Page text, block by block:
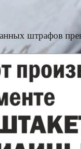
штрафов